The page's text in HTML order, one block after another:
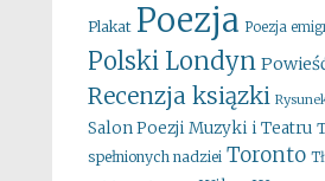
Plakat Poezja Poezja
Polski Londyn
Recenzja ksiązki
Salon Poezji Muzyki i Teatru
spełnionych nadziei Toronto